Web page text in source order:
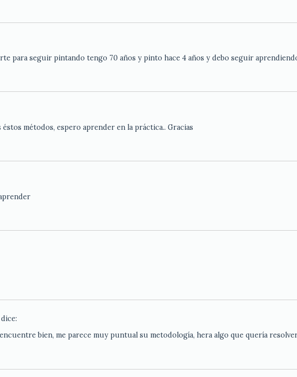
para seguir pintando tengo 70 años y pinto hace 4 años y debo seguir
métodos, espero aprender en la práctica.. Gracias
dice:
bien, me parece muy puntual su metodología, hera algo que quería